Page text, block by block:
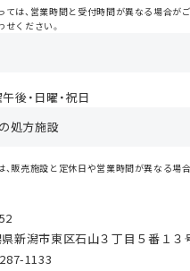
ては、営業時間と受付時間が異なる場合が
せください。
後・日曜・祝日
処方施設
、販売施設と定休日や営業時間が異なる場
県新潟市東区石山３丁目５番１３
1133